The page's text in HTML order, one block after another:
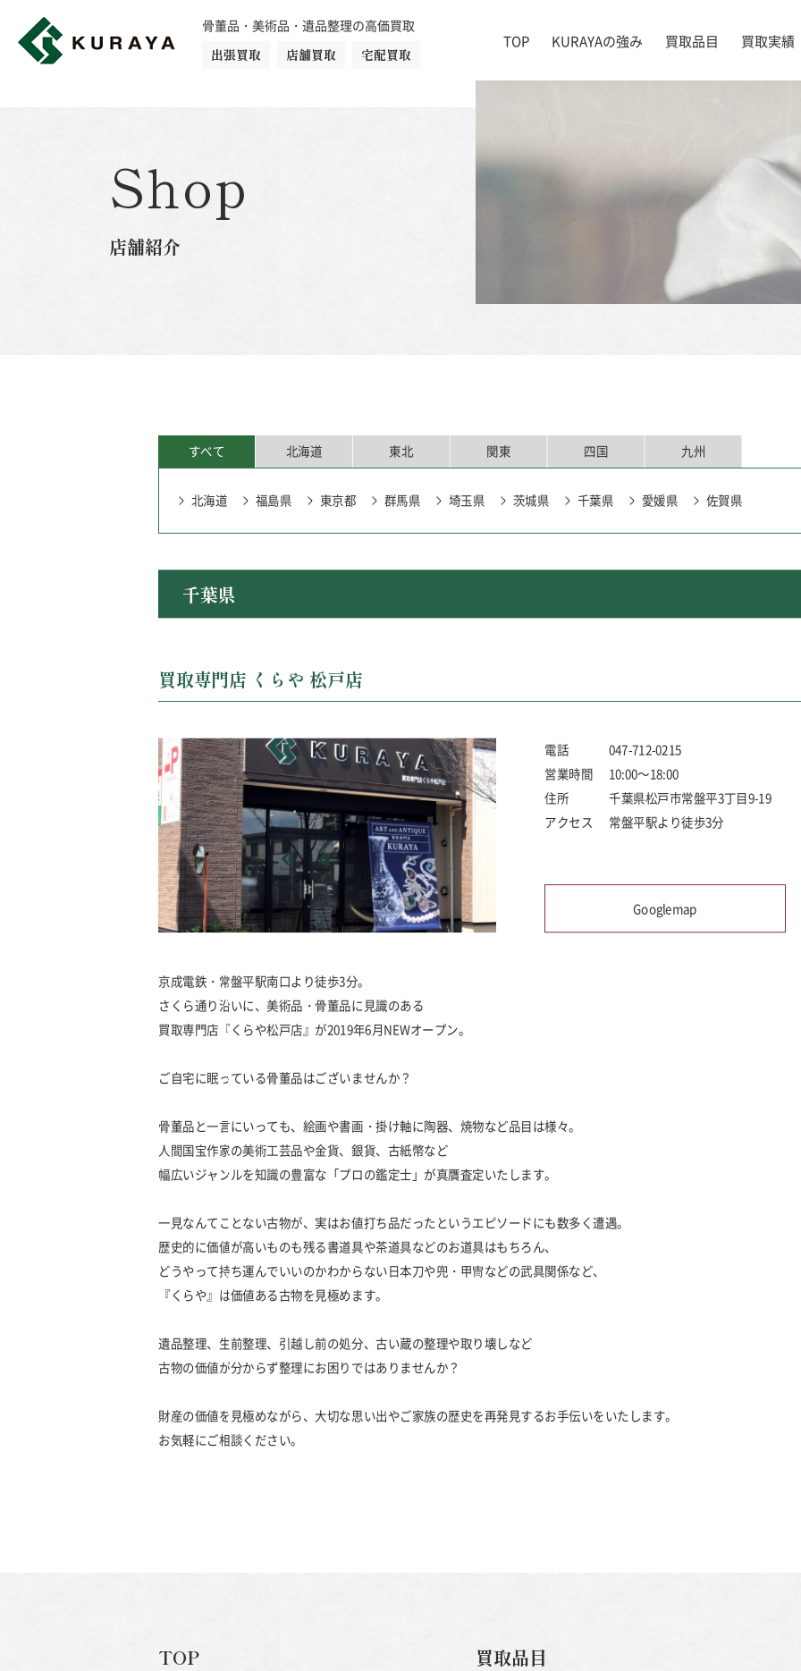
骨董品・美術品・遺品整理の高価買取
出張買取
店舗買取 宅配買取
TOP KURAYAの強み 買取品目
ダイヤモンド 時計
楽器 ブランド家具
買取実績
Shop
店舗紹介
すべて 北海道 東北 関東 四国 九州
北海道 福島県 東京都 群馬県 埼玉県 茨城県 千葉県 愛媛県 佐賀県
北海道
福島県
東京都 群馬県 埼玉県 茨城県 千葉県
愛媛県
佐賀県
千葉県
買取専門店 くらや 松戸店
電話
047-712-0215
営業時間
10:00～18:00
住所
千葉県松戸市常盤平3丁目9-19
アクセス
常盤平駅より徒歩3分
Googlemap
京成電鉄・常盤平駅南口より徒歩3分。
さくら通り沿いに、美術品・骨董品に見識のある
買取専門店『くらや松戸店』が2019年6月NEWオープン。
ご自宅に眠っている骨董品はございませんか？
骨董品と一言にいっても、絵画や書画・掛け軸に陶器、焼物など品目は様々。
人間国宝作家の美術工芸品や金貨、銀貨、古紙幣など
幅広いジャンルを知識の豊富な「プロの鑑定士」が真贋査定いたします。
一見なんてことない古物が、実はお値打ち品だったというエピソードにも数多く遭遇。
歴史的に価値が高いものも残る書道具や茶道具などのお道具はもちろん、
どうやって持ち運んでいいのかわからない日本刀や兜・甲冑などの武具関係など、
『くらや』は価値ある古物を見極めます。
遺品整理、生前整理、引越し前の処分、古い蔵の整理や取り壊しなど
古物の価値が分からず整理にお困りではありませんか？
財産の価値を見極めながら、大切な思い出やご家族の歴史を再発見するお手伝いをいたします。
お気軽にご相談ください。
TOP 買取品目